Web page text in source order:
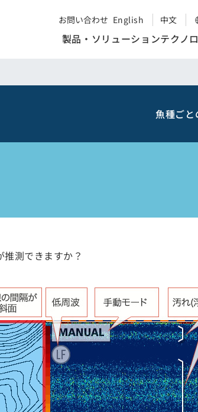
お問い合わせ English 中文
製品・ソリューションテクノ
魚種ごと
測できますか？